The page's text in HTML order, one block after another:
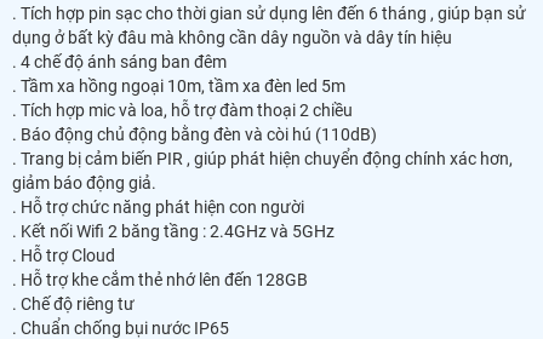
. Tích hợp pin sạc cho thời gian sử dụng lên đến 6 tháng , giúp bạn sử
dụng ở bất kỳ đâu mà không cần dây nguồn và dây tín hiệu
. 4 chế độ ánh sáng ban đêm
. Tầm xa hồng ngoại 10m, tầm xa đèn led 5m
. Tích hợp mic và loa, hỗ trợ đàm thoại 2 chiều
. Báo động chủ động bằng đèn và còi hú (110dB)
. Trang bị cảm biến PIR , giúp phát hiện chuyển động chính xác hơn,
giảm báo động giả.
. Hỗ trợ chức năng phát hiện con người
. Kết nối Wifi 2 băng tầng : 2.4GHz và 5GHz
. Hỗ trợ Cloud
. Hỗ trợ khe cắm thẻ nhớ lên đến 128GB
. Chế độ riêng tư
. Chuẩn chống bụi nước IP65